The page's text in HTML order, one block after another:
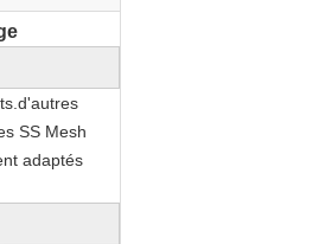
SS Mesh
adaptés